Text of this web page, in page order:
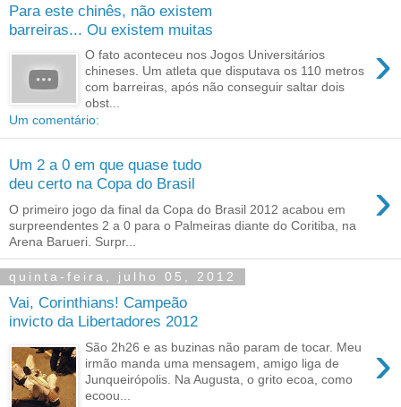
Para este chinês, não existem
barreiras... Ou existem muitas
›
O fato aconteceu nos Jogos Universitários
chineses. Um atleta que disputava os 110 metros
com barreiras, após não conseguir saltar dois
obst...
Um comentário:
Um 2 a 0 em que quase tudo
deu certo na Copa do Brasil
›
O primeiro jogo da final da Copa do Brasil 2012 acabou em
surpreendentes 2 a 0 para o Palmeiras diante do Coritiba, na
Arena Barueri. Surpr...
quinta-feira, julho 05, 2012
Vai, Corinthians! Campeão
invicto da Libertadores 2012
›
São 2h26 e as buzinas não param de tocar. Meu
irmão manda uma mensagem, amigo liga de
Junqueirópolis. Na Augusta, o grito ecoa, como
ecoou...